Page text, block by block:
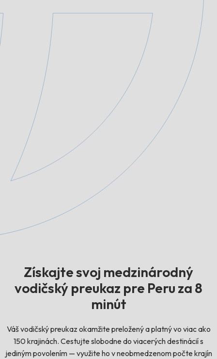
Získajte svoj medzinárodný
vodičský preukaz pre Peru za 8
minút
Váš vodičský preukaz okamžite preložený a platný vo viac ako
150 krajinách. Cestujte slobodne do viacerých destinácií s
jediným povolením — využite ho v neobmedzenom počte krajín